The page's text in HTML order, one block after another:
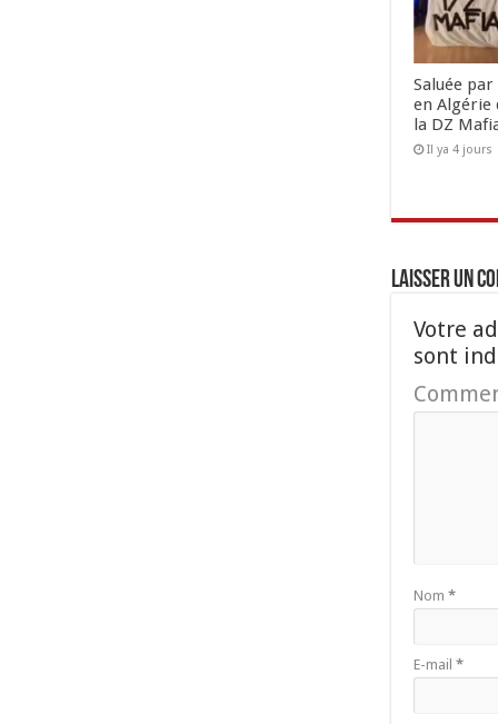
Saluée
en Algérie
la DZ
Il ya 4 jours
Laisser un
Votre
sont
Nom *
E-mail *